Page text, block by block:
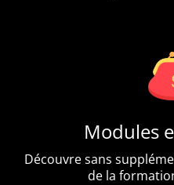
Modules
Découvre sans
de la